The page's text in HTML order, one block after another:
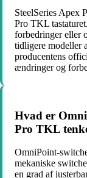
SteelSeries Apex
Pro TKL
forbedringer eller
tidligere modeller
producentens
ændringer og
Hvad er
Pro TKL
OmniPoint-
mekaniske
en grad af